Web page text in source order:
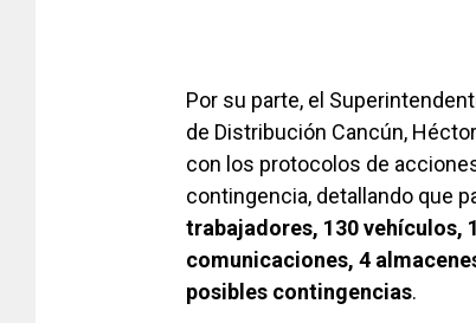
Por su parte, el
de Distribución Cancún,
con los protocolos de
contingencia, detallando que
trabajadores, 130 vehículos,
comunicaciones, 4
posibles contingencias.